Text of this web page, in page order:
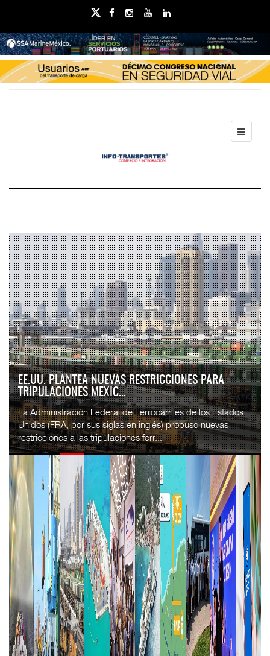
APM TERMINALS INCREMENTA EQUIPAMIENTO PARA
MOVIMIENTO DE CON...
El operador portuario global APM Terminals incorporó cinco
Terminal Trucks a su Terminal Especializada de
Contenedores (TEC) del puerto de Progreso, p...